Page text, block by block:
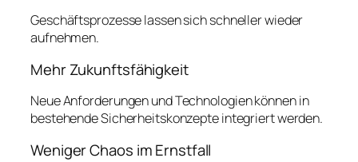
Geschäftsprozesse lassen sich schneller wieder
aufnehmen.
Mehr Zukunftsfähigkeit
Neue Anforderungen und Technologien können in
bestehende Sicherheitskonzepte integriert werden.
Weniger Chaos im Ernstfall